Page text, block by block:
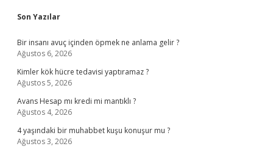
Sidebar
Son Yazılar
Bir insanı avuç içinden öpmek ne anlama gelir ?
Ağustos 6, 2026
Kimler kök hücre tedavisi yaptıramaz ?
Ağustos 5, 2026
Avans Hesap mı kredi mi mantıklı ?
Ağustos 4, 2026
4 yaşındaki bir muhabbet kuşu konuşur mu ?
Ağustos 3, 2026